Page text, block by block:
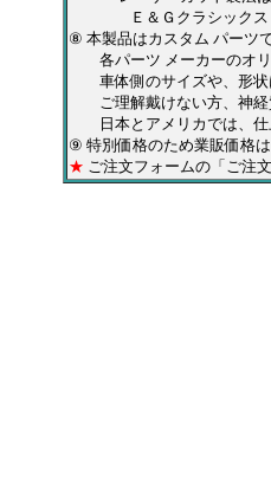
Ｅ＆Ｇクラシックス・Ｑ
⑧ 本製品はカスタム パーツ
各パーツ メーカーのオリ
車体側のサイズや、形状
ご理解戴けない方、神経
日本とアメリカでは、仕
⑨ 特別価格のため業販価格
★ ご注文フォームの「ご注